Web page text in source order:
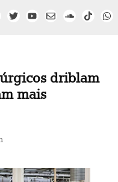
driblam
mais